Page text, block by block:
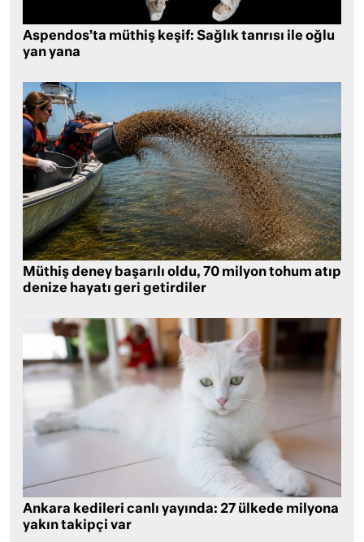
Aspendos’ta müthiş keşif: Sağlık tanrısı ile oğlu
yan yana
Müthiş deney başarılı oldu, 70 milyon tohum atıp
denize hayatı geri getirdiler
Ankara kedileri canlı yayında: 27 ülkede milyona
yakın takipçi var